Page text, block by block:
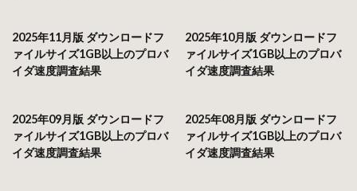
2025年11月版 ダウンロードフ
ァイルサイズ1GB以上のプロバ
イダ速度調査結果
2025年10月版 ダウンロードフ
ァイルサイズ1GB以上のプロバ
イダ速度調査結果
2025年09月版 ダウンロードフ
ァイルサイズ1GB以上のプロバ
イダ速度調査結果
2025年08月版 ダウンロードフ
ァイルサイズ1GB以上のプロバ
イダ速度調査結果